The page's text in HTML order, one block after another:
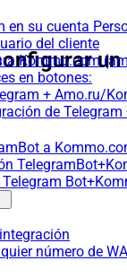
en su cuenta
del cliente
Kommo.com
en botones:
+ Amo.ru/
de
a
número de
un